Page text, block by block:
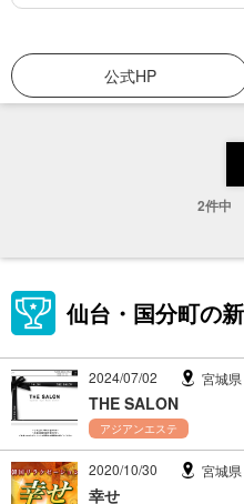
公式HP
2件中
仙台・国分町の
2024/07/02 宮城県
THE SALON
アジアンエステ
2020/10/30 宮城県
幸せ